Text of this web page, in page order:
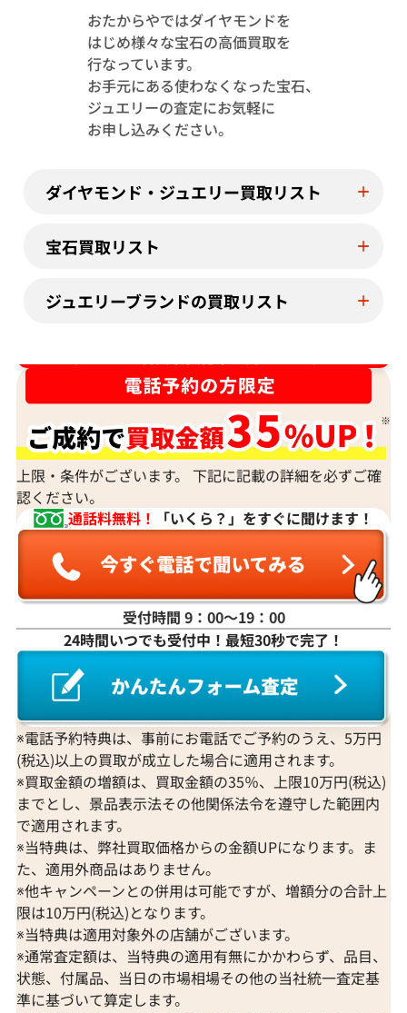
Pt･Pm900 トルマリン・ダイヤモンド
1.13・D0.08ct
参考買取価格
2026年7月11日時点
参考買取価格
おたからやではダイヤモンドを
はじめ様々な宝石の高価買取を
行なっています。
お手元にある使わなくなった宝石、
ジュエリーの査定にお気軽に
お申し込みください。
ダイヤモンド・ジュエリー買取リスト
宝石買取リスト
ジュエリーブランドの買取リスト
上限・条件がございます。 下記に記載の詳細を必ずご確
認ください。
通話料無料！
「いくら？」をすぐに聞けます！
受付時間 9：00〜19：00
24時間いつでも受付中！最短30秒で完了！
※電話予約特典は、事前にお電話でご予約のうえ、5万円
(税込)以上の買取が成立した場合に適用されます。
※買取金額の増額は、買取金額の35％、上限10万円(税込)
までとし、景品表示法その他関係法令を遵守した範囲内
で適用されます。
※当特典は、弊社買取価格からの金額UPになります。ま
た、適用外商品はありません。
※他キャンペーンとの併用は可能ですが、増額分の合計上
限は10万円(税込)となります。
※当特典は適用対象外の店舗がございます。
※通常査定額は、当特典の適用有無にかかわらず、品目、
状態、付属品、当日の市場相場その他の当社統一査定基
準に基づいて算定します。